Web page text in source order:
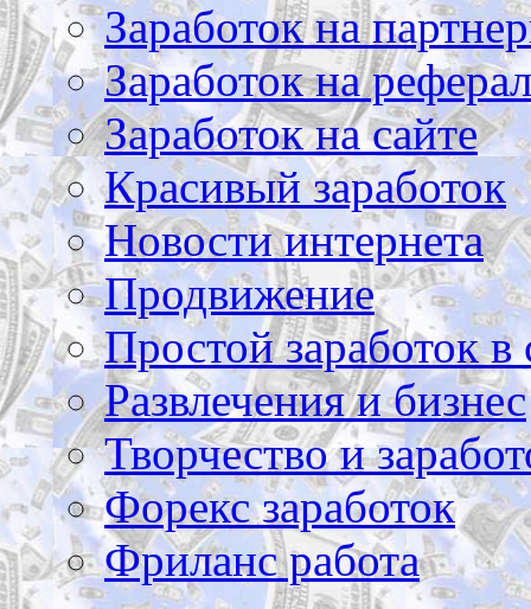
Заработок на
Заработок на
Заработок на сайте
Красивый заработок
Новости интернета
Продвижение
Простой заработок в
Развлечения и бизнес
Творчество и
Форекс заработок
Фриланс работа